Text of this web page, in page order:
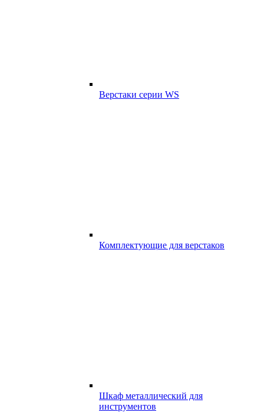
Верстаки серии WS
Комплектующие для верстаков
Шкаф металлический для
инструментов